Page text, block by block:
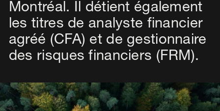
Montréal. Il détient également
les titres de analyste financier
agréé (CFA) et de gestionnaire
des risques financiers (FRM).